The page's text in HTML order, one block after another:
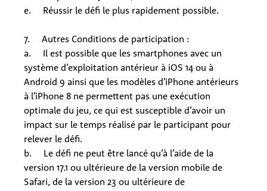
e. Réussir le défi le plus rapidement possible.
7. Autres Conditions de participation :
a. Il est possible que les smartphones avec un
système d’exploitation antérieur à iOS 14 ou à
Android 9 ainsi que les modèles d’iPhone antérieurs
à l’iPhone 8 ne permettent pas une exécution
optimale du jeu, ce qui est susceptible d’avoir un
impact sur le temps réalisé par le participant pour
relever le défi.
b. Le défi ne peut être lancé qu’à l’aide de la
version 17.1 ou ultérieure de la version mobile de
Safari, de la version 23 ou ultérieure de